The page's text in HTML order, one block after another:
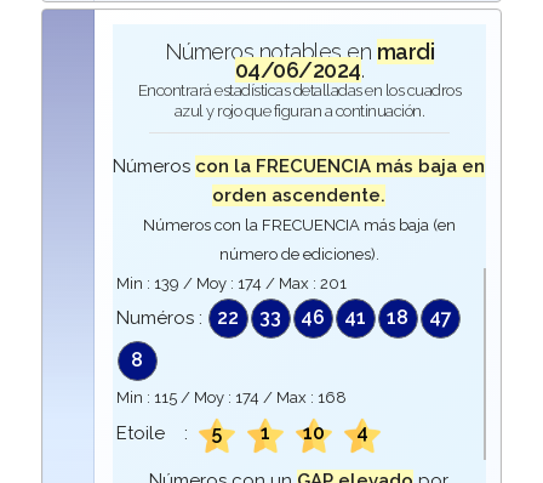
Números notables en mardi
04/06/2024.
Encontrará estadísticas detalladas en los cuadros
azul y rojo que figuran a continuación.
Números con la FRECUENCIA más baja en
orden ascendente.
Números con la FRECUENCIA más baja (en
número de ediciones).
Min : 139 / Moy : 174 / Max : 201
Numéros : 22 33 46 41 18
47
8
Min : 115/ Moy : 174 / Max : 168
Etoile : 5 1 10 4